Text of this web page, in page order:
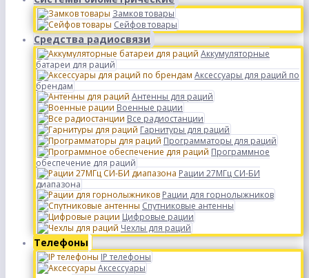
Замков товары
Сейфов товары
Средства радиосвязи
Аккумуляторные
батареи для раций
Аксессуары для раций по
брендам
Антенны для раций
Военные рации
Все радиостанции
Гарнитуры для раций
Программаторы для раций
Программное
обеспечение для раций
Рации 27МГц СИ-БИ
диапазона
Рации для горнолыжников
Спутниковые антенны
Цифровые рации
Чехлы для раций
Телефоны
IP телефоны
Аксессуары